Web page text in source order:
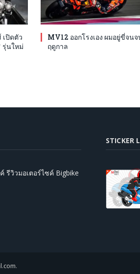
เปิดตัว
รุ่นใหม่
MV12 ออกโรงเอง ผมอยู่ขี่จนจ
ฤดูกาล
รีวิวมอเตอร์ไซค์ Bigbike
STICKER
.